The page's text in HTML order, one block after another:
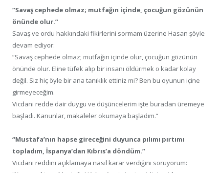
“Savaş cephede olmaz; mutfağın içinde, çocuğun gözünün
önünde olur.”
Savaş ve ordu hakkındaki fikirlerini sormam üzerine Hasan şöyle
devam ediyor:
“Savaş cephede olmaz; mutfağın içinde olur, çocuğun gözünün
önünde olur. Eline tüfek alıp bir insanı öldürmek o kadar kolay
değil. Siz hiç öyle bir ana tanıklık ettiniz mi? Ben bu oyunun içine
girmeyeceğim.
Vicdani redde dair duygu ve düşüncelerim işte buradan üremeye
başladı. Kanunlar, makaleler okumaya başladım.”
“Mustafa’nın hapse gireceğini duyunca pılımı pırtımı
topladım, İspanya’dan Kıbrıs’a döndüm.”
Vicdani reddini açıklamaya nasıl karar verdiğini soruyorum: